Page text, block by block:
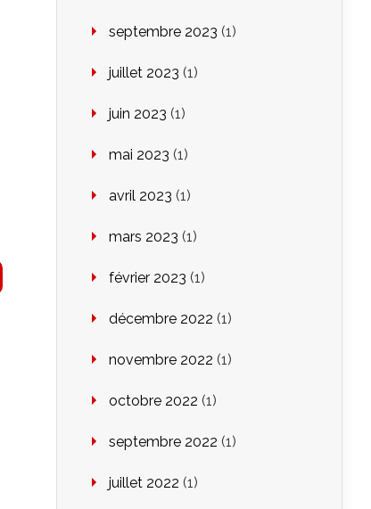
septembre 2023 (1)
juillet 2023 (1)
juin 2023 (1)
mai 2023 (1)
avril 2023 (1)
mars 2023 (1)
février 2023 (1)
décembre 2022 (1)
novembre 2022 (1)
octobre 2022 (1)
septembre 2022 (1)
juillet 2022 (1)